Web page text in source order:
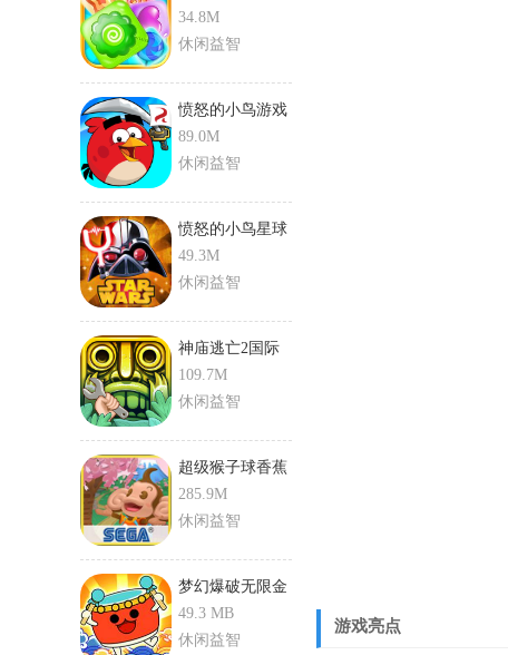
免费版
34.8M
休闲益智
愤怒的小鸟游戏
老版
89.0M
休闲益智
愤怒的小鸟星球
大战二
49.3M
休闲益智
神庙逃亡2国际
版新地图
109.7M
休闲益智
超级猴子球香蕉
狂热游戏
285.9M
休闲益智
梦幻爆破无限金
币版
49.3 MB
休闲益智
游戏亮点